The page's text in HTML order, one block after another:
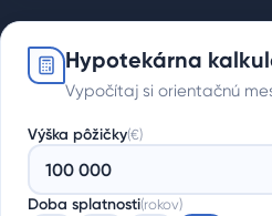
Hypotekárna
Vypočítaj si orientačnú
Výška pôžičky(€)
Doba splatnosti(rokov)